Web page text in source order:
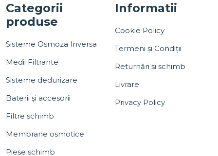
Categorii
produse
Sisteme Osmoza Inversa
Medii Filtrante
Sisteme dedurizare
Baterii și accesorii
Filtre schimb
Membrane osmotice
Piese schimb
Informatii
Cookie Policy
Termeni și Condiții
Returnări și schimb
Livrare
Privacy Policy